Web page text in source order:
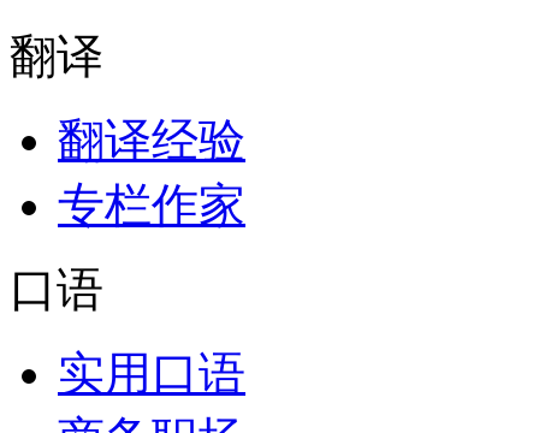
翻译
翻译经验
专栏作家
口语
实用口语